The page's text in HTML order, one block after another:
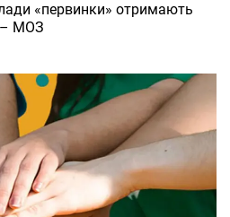
«первинки» отримають
– МОЗ